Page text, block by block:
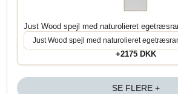
Just Wood spejl med naturolieret
+2175 DKK
SE FLERE +